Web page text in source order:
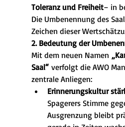
Toleranz und Freiheit– in
Die Umbenennung des
Zeichen dieser
2. Bedeutung der
Mit dem neuen Namen
Saal“ verfolgt die AWO
zentrale Anliegen:
Erinnerungskultur
Spagerers Stimme
Ausgrenzung bleibt